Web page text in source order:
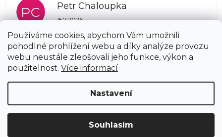
Používáme cookies, abychom Vám umožnili
pohodlné prohlížení webu a díky analýze provozu
webu neustále zlepšovali jeho funkce, výkon a
použitelnost. Více informací
Nastavení
Souhlasím
PC Petr Chaloupka
Hodnocení obchodu je 5 z 5 hvězdiček.
15.7.2026
Zobrazit další hodnocení
Vytvořil Shoptet
Upravit nastavení cookies